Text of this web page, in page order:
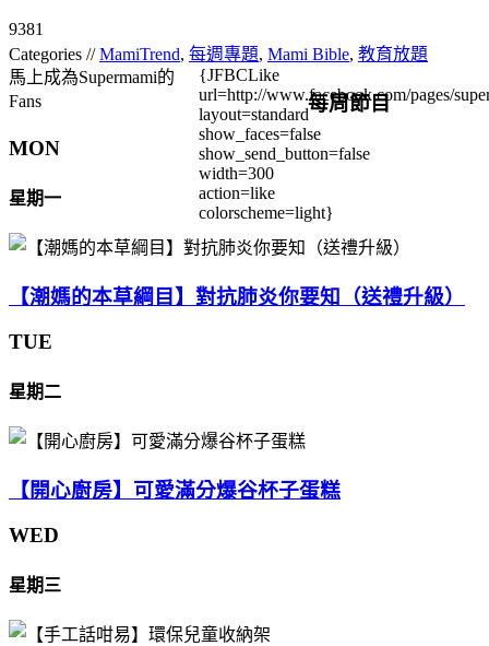
9381
Categories //MamiTrend, 每週專題, Mami Bible, 教育放題
馬上成為Supermami的
Fans
{JFBCLike
url=http://www.facebook.com/pages/
layout=standard
show_faces=false
show_send_button=false
width=300
action=like
colorscheme=light}
每周節目
MON
星期一
【潮媽的本草綱目】對抗肺炎你要知（送禮升級）
TUE
星期二
【開心廚房】可愛滿分爆谷杯子蛋糕
WED
星期三